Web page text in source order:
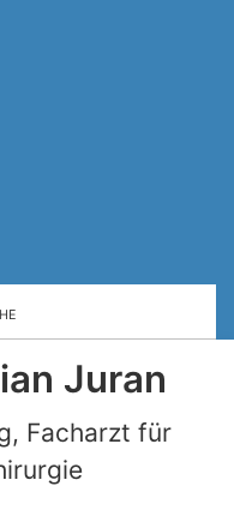
Juran
Facharzt für